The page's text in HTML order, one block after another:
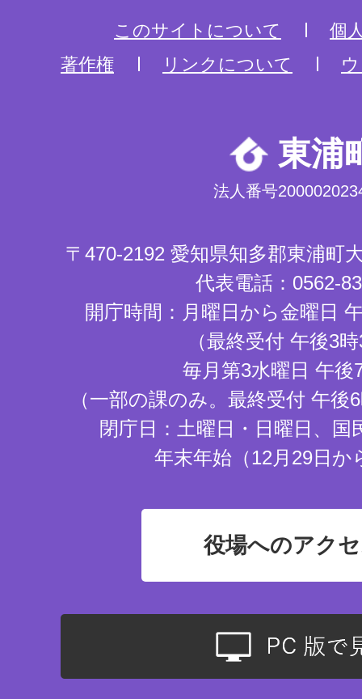
このサイトについて
個
著作権
リンクについて
東浦
法人番号
〒470-2192 愛知県知多郡東浦町
代表電話：0562-
開庁時間：月曜日から金曜日
（最終受付 午後3
毎月第3水曜日 午後
（一部の課のみ。最終受付 午
閉庁日：土曜日・日曜日、国
年末年始（12月29日か
役場へのアク